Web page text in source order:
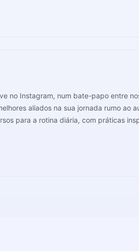
no Instagram, num bate-papo entre
aliados na sua jornada rumo ao
para a rotina diária, com práticas